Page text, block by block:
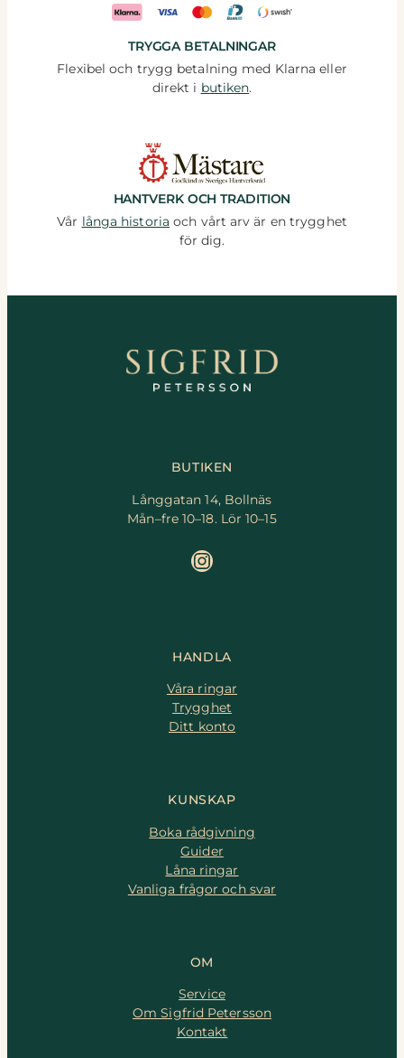
TRYGGA BETALNINGAR
Flexibel och trygg betalning med Klarna eller
direkt i butiken.
HANTVERK OCH TRADITION
Vår långa historia och vårt arv är en trygghet
för dig.
BUTIKEN
Långgatan 14, Bollnäs
Mån–fre 10–18. Lör 10–15
Instagram
HANDLA
Våra ringar
Trygghet
Ditt konto
KUNSKAP
Boka rådgivning
Guider
Låna ringar
Vanliga frågor och svar
OM
Service
Om Sigfrid Petersson
Kontakt